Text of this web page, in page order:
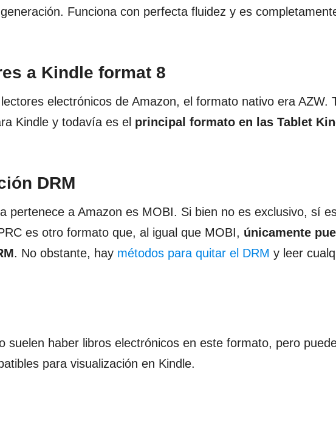
Funciona con perfecta fluidez y es
a Kindle format 8
electrónicos de Amazon, el formato nativo era AZW.
Kindle y todavía es el principal formato en las Tablet
DRM
pertenece a Amazon es MOBI. Si bien no es exclusivo, sí
es otro formato que, al igual que MOBI, únicamente
. No obstante, hay métodos para quitar el DRM y leer
suelen haber libros electrónicos en este formato, pero
para visualización en Kindle.